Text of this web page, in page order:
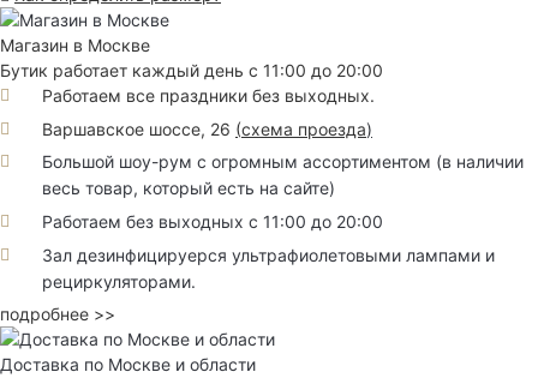
Магазин в Москве
Бутик работает каждый день с 11:00 до 20:00
Работаем все праздники без выходных.
Варшавское шоссе, 26 (схема проезда)
Большой шоу-рум с огромным ассортиментом (в наличии
весь товар, который есть на сайте)
Работаем без выходных с 11:00 до 20:00
Зал дезинфицируерся ультрафиолетовыми лампами и
рециркуляторами.
подробнее >>
Доставка по Москве и области